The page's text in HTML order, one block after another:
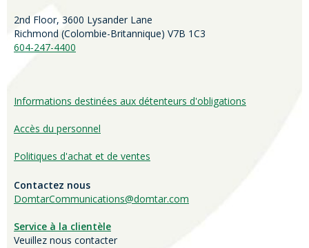
2nd Floor, 3600 Lysander Lane
Richmond (Colombie-Britannique) V7B 1C3
604-247-4400
Informations destinées aux détenteurs d'obligations
Accès du personnel
Politiques d'achat et de ventes
Contactez nous
DomtarCommunications@domtar.com
Service à la clientèle
Veuillez nous contacter